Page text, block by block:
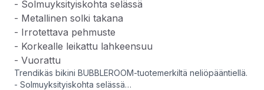
- Solmuyksityiskohta selässä
- Metallinen solki takana
- Irrotettava pehmuste
- Korkealle leikattu lahkeensuu
- Vuorattu
Trendikäs bikini BUBBLEROOM-tuotemerkiltä neliöpääntiellä.
- Solmuyksityiskohta selässä